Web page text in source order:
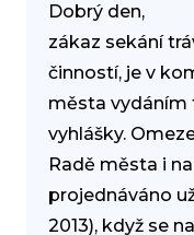
Dobrý den,
zákaz sekání
činností, je v
města vydáním
vyhlášky.
Radě města i
projednáváno
2013), když se